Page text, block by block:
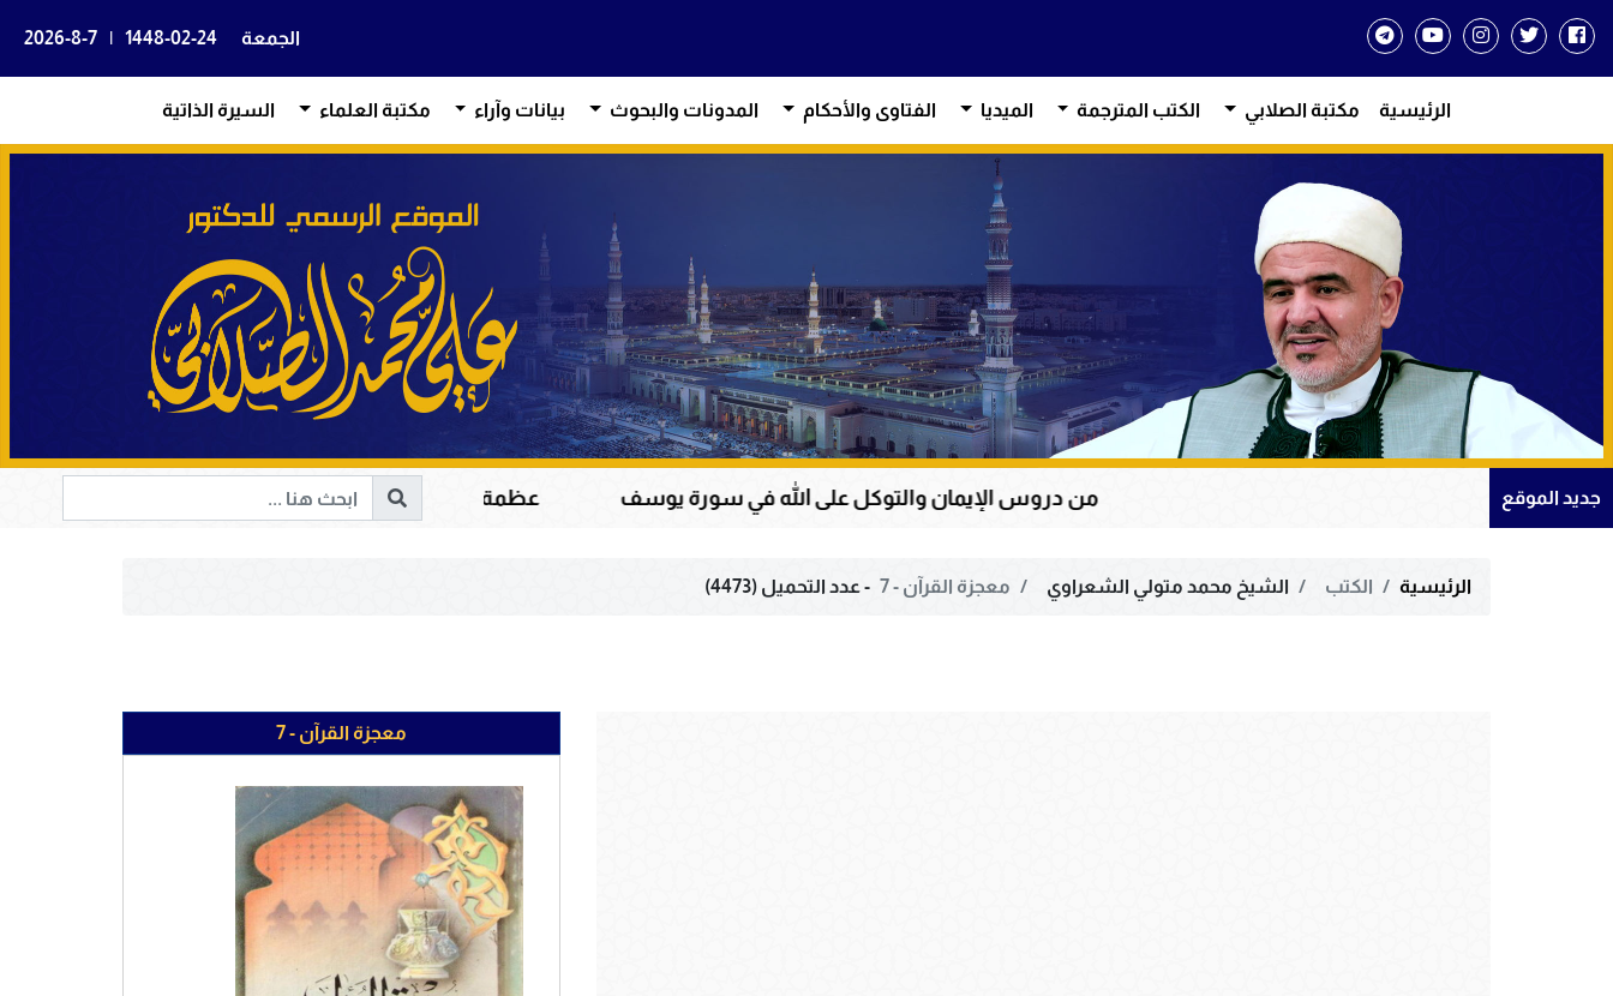
الجمعة 1448-02-24
|
2026-8-7
الرئيسية مكتبة الصلابي الكتب المترجمة الميديا الفتاوى والأحكام المدونات والبحوث بيانات وآراء مكتبة العلماء السيرة الذاتية
جديد الموقع من دروس الإيمان والتوكل على الله في سورة يوسف عظمة القرآن الكريم في هداية القلوب وإصلاح المجتمعات وقيادة الإنسانية
الرئيسية الكتب الشيخ محمد متولي الشعراوي معجزة القرآن - 7 - عدد التحميل (4473)
معجزة القرآن - 7